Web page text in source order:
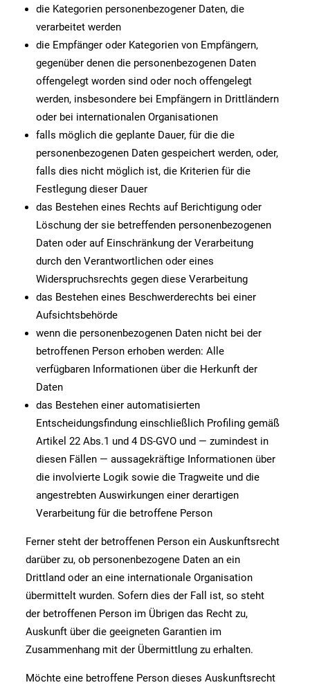
die Kategorien personenbezogener Daten, die
verarbeitet werden
die Empfänger oder Kategorien von Empfängern,
gegenüber denen die personenbezogenen Daten
offengelegt worden sind oder noch offengelegt
werden, insbesondere bei Empfängern in Drittländern
oder bei internationalen Organisationen
falls möglich die geplante Dauer, für die die
personenbezogenen Daten gespeichert werden, oder,
falls dies nicht möglich ist, die Kriterien für die
Festlegung dieser Dauer
das Bestehen eines Rechts auf Berichtigung oder
Löschung der sie betreffenden personenbezogenen
Daten oder auf Einschränkung der Verarbeitung
durch den Verantwortlichen oder eines
Widerspruchsrechts gegen diese Verarbeitung
das Bestehen eines Beschwerderechts bei einer
Aufsichtsbehörde
wenn die personenbezogenen Daten nicht bei der
betroffenen Person erhoben werden: Alle
verfügbaren Informationen über die Herkunft der
Daten
das Bestehen einer automatisierten
Entscheidungsfindung einschließlich Profiling gemäß
Artikel 22 Abs.1 und 4 DS-GVO und — zumindest in
diesen Fällen — aussagekräftige Informationen über
die involvierte Logik sowie die Tragweite und die
angestrebten Auswirkungen einer derartigen
Verarbeitung für die betroffene Person
Ferner steht der betroffenen Person ein Auskunftsrecht
darüber zu, ob personenbezogene Daten an ein
Drittland oder an eine internationale Organisation
übermittelt wurden. Sofern dies der Fall ist, so steht
der betroffenen Person im Übrigen das Recht zu,
Auskunft über die geeigneten Garantien im
Zusammenhang mit der Übermittlung zu erhalten.
Möchte eine betroffene Person dieses Auskunftsrecht